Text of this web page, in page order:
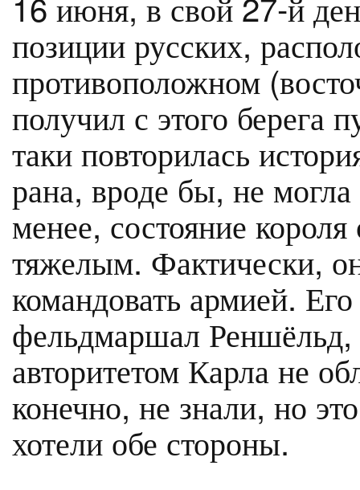
позиции русских,
противоположном
получил с этого
таки повторилась
рана, вроде бы, не
менее, состояние
тяжелым. Фактически,
командовать армией.
фельдмаршал Реншёльд,
авторитетом Карла не
конечно, не знали, но
хотели обе стороны.